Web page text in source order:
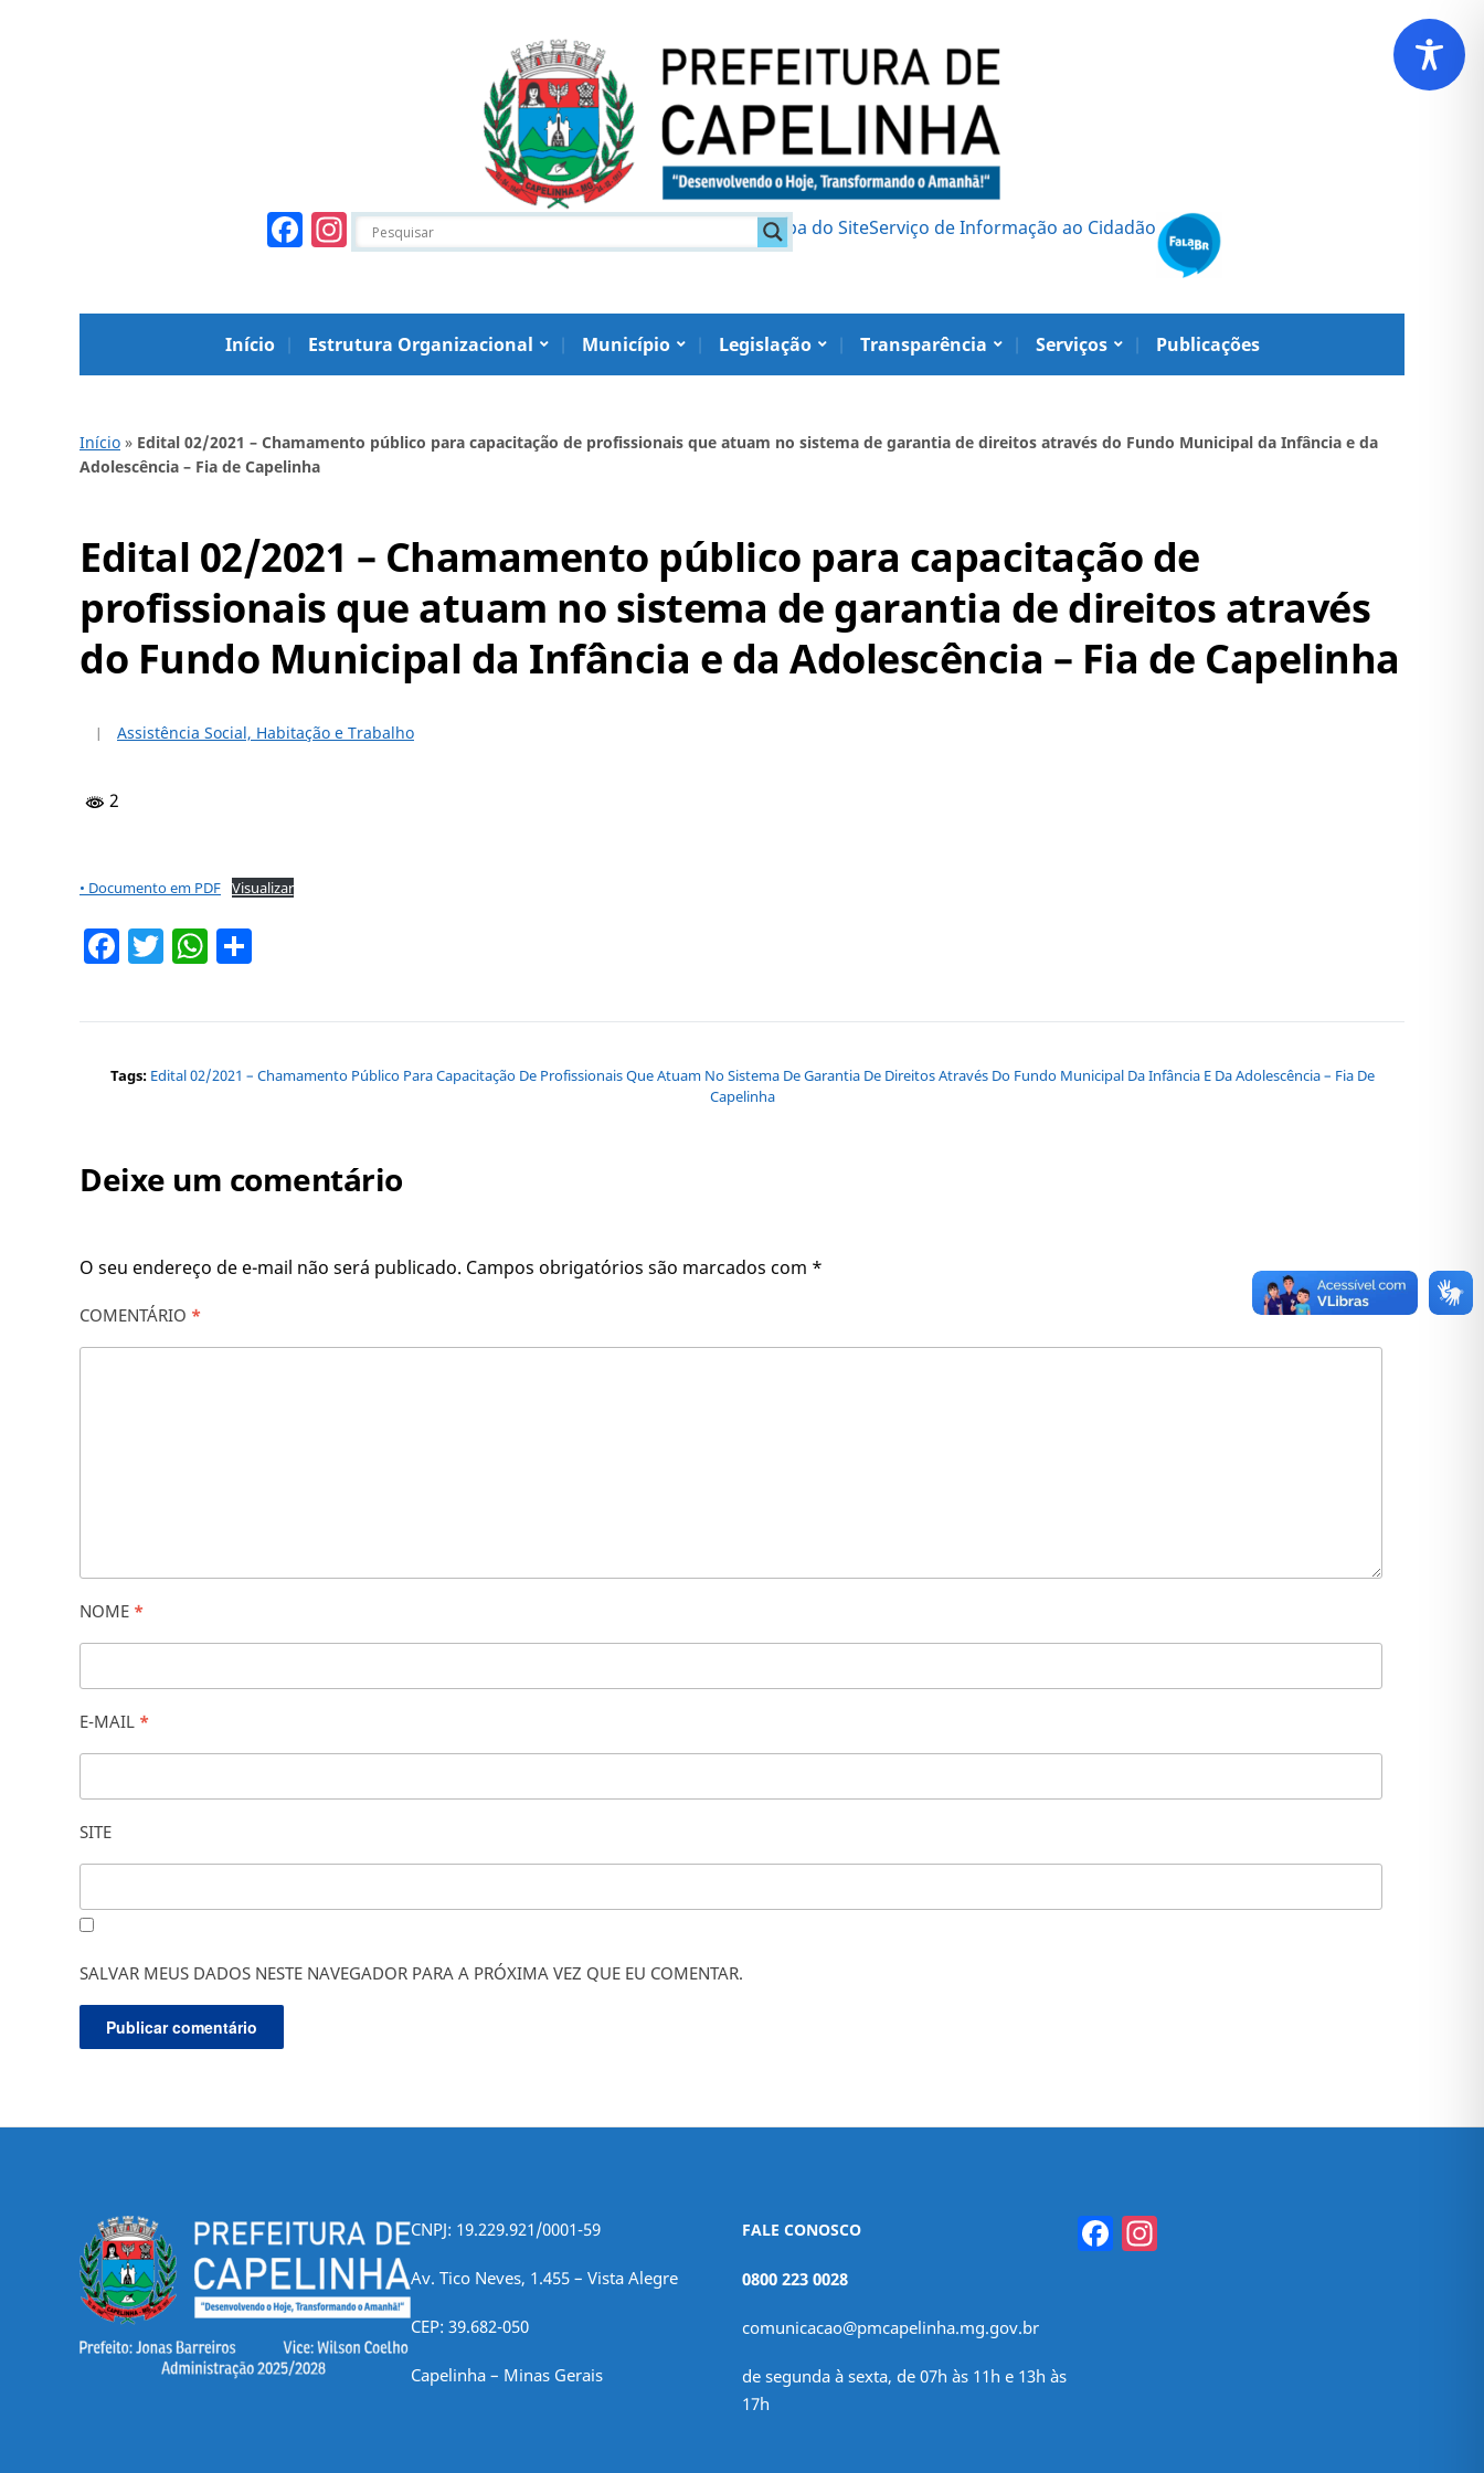
Facebook
Instagram Mapa do SiteServiço de Informação ao Cidadão
Início Estrutura Organizacional Município Legislação Transparência Serviços Publicações
Início » Edital 02/2021 – Chamamento público para capacitação de profissionais que atuam no sistema de garantia de direitos através do Fundo Municipal da Infância e da
Adolescência – Fia de Capelinha
Edital 02/2021 – Chamamento público para capacitação de
profissionais que atuam no sistema de garantia de direitos através
do Fundo Municipal da Infância e da Adolescência – Fia de Capelinha
Assistência Social, Habitação e Trabalho
2
• Documento em PDF Visualizar
Facebook
TwitterWhatsApp
Tags: Edital 02/2021 – Chamamento Público Para Capacitação De Profissionais Que Atuam No Sistema De Garantia De Direitos Através Do Fundo Municipal Da Infância E Da Adolescência – Fia De
Capelinha
Deixe um comentário
O seu endereço de e-mail não será publicado. Campos obrigatórios são marcados com *
COMENTÁRIO *
NOME *
E-MAIL *
SITE
SALVAR MEUS DADOS NESTE NAVEGADOR PARA A PRÓXIMA VEZ QUE EU COMENTAR.
CNPJ: 19.229.921/0001-59
Av. Tico Neves, 1.455 – Vista Alegre
CEP: 39.682-050
Capelinha – Minas Gerais
FALE CONOSCO
0800 223 0028
comunicacao@pmcapelinha.mg.gov.br
de segunda à sexta, de 07h às 11h e 13h às
17h
Facebook